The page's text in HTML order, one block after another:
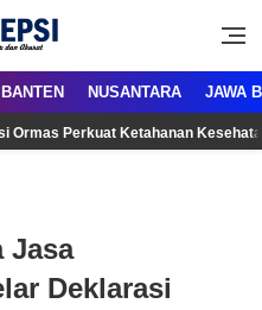
Dan Akurat
BANTEN NUSANTARA JAWA
Ormas Perkuat Ketahanan
Jasa
Deklarasi